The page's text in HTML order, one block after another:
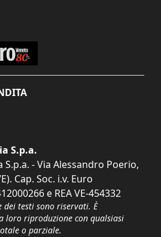
S.p.a.
- Via Alessandro Poerio,
Cap. Soc. i.v. Euro
e REA VE-454332
testi sono riservati. È
loro riproduzione con qualsiasi
o parziale.